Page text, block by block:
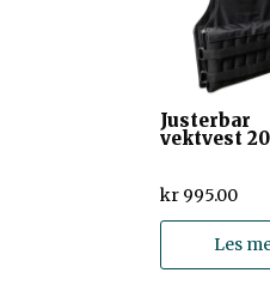
Justerbar
vektvest
kr 995.00
Les